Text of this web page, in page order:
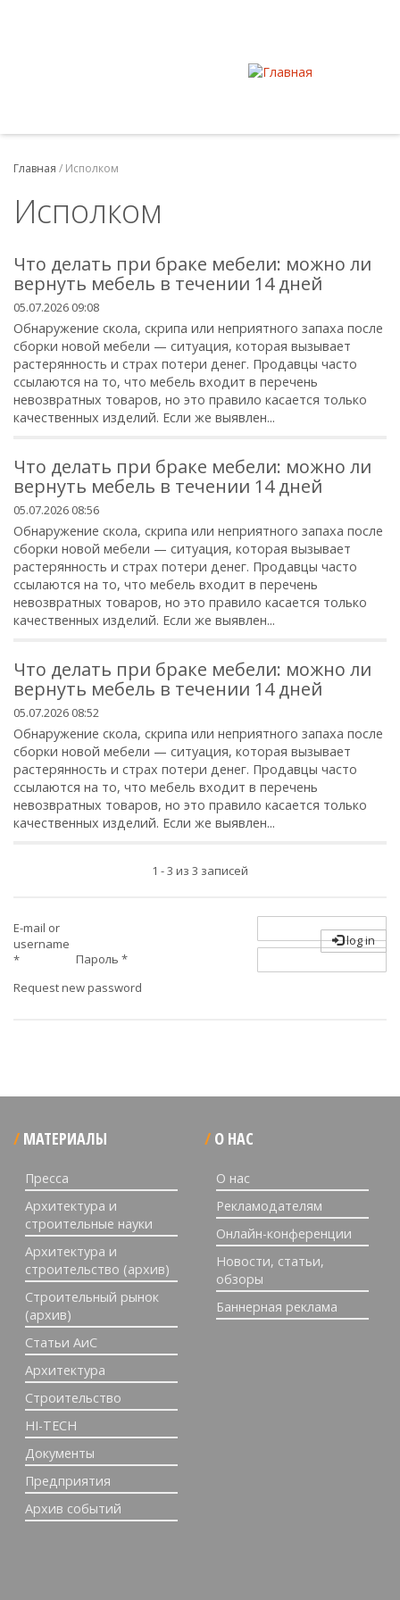
Главная / Исполком
Исполком
Что делать при браке мебели: можно ли
вернуть мебель в течении 14 дней
05.07.2026 09:08
Обнаружение скола, скрипа или неприятного запаха после
сборки новой мебели — ситуация, которая вызывает
растерянность и страх потери денег. Продавцы часто
ссылаются на то, что мебель входит в перечень
невозвратных товаров, но это правило касается только
качественных изделий. Если же выявлен...
Что делать при браке мебели: можно ли
вернуть мебель в течении 14 дней
05.07.2026 08:56
Обнаружение скола, скрипа или неприятного запаха после
сборки новой мебели — ситуация, которая вызывает
растерянность и страх потери денег. Продавцы часто
ссылаются на то, что мебель входит в перечень
невозвратных товаров, но это правило касается только
качественных изделий. Если же выявлен...
Что делать при браке мебели: можно ли
вернуть мебель в течении 14 дней
05.07.2026 08:52
Обнаружение скола, скрипа или неприятного запаха после
сборки новой мебели — ситуация, которая вызывает
растерянность и страх потери денег. Продавцы часто
ссылаются на то, что мебель входит в перечень
невозвратных товаров, но это правило касается только
качественных изделий. Если же выявлен...
1 - 3 из 3 записей
E-mail or
username
*
Пароль *
Request new password
log in
МАТЕРИАЛЫ
Пресса
Архитектура и
строительные науки
Архитектура и
строительство (архив)
Строительный рынок
(архив)
Статьи АиС
Архитектура
Строительство
HI-TECH
Документы
Предприятия
Архив событий
О НАС
О нас
Рекламодателям
Онлайн-конференции
Новости, статьи,
обзоры
Баннерная реклама